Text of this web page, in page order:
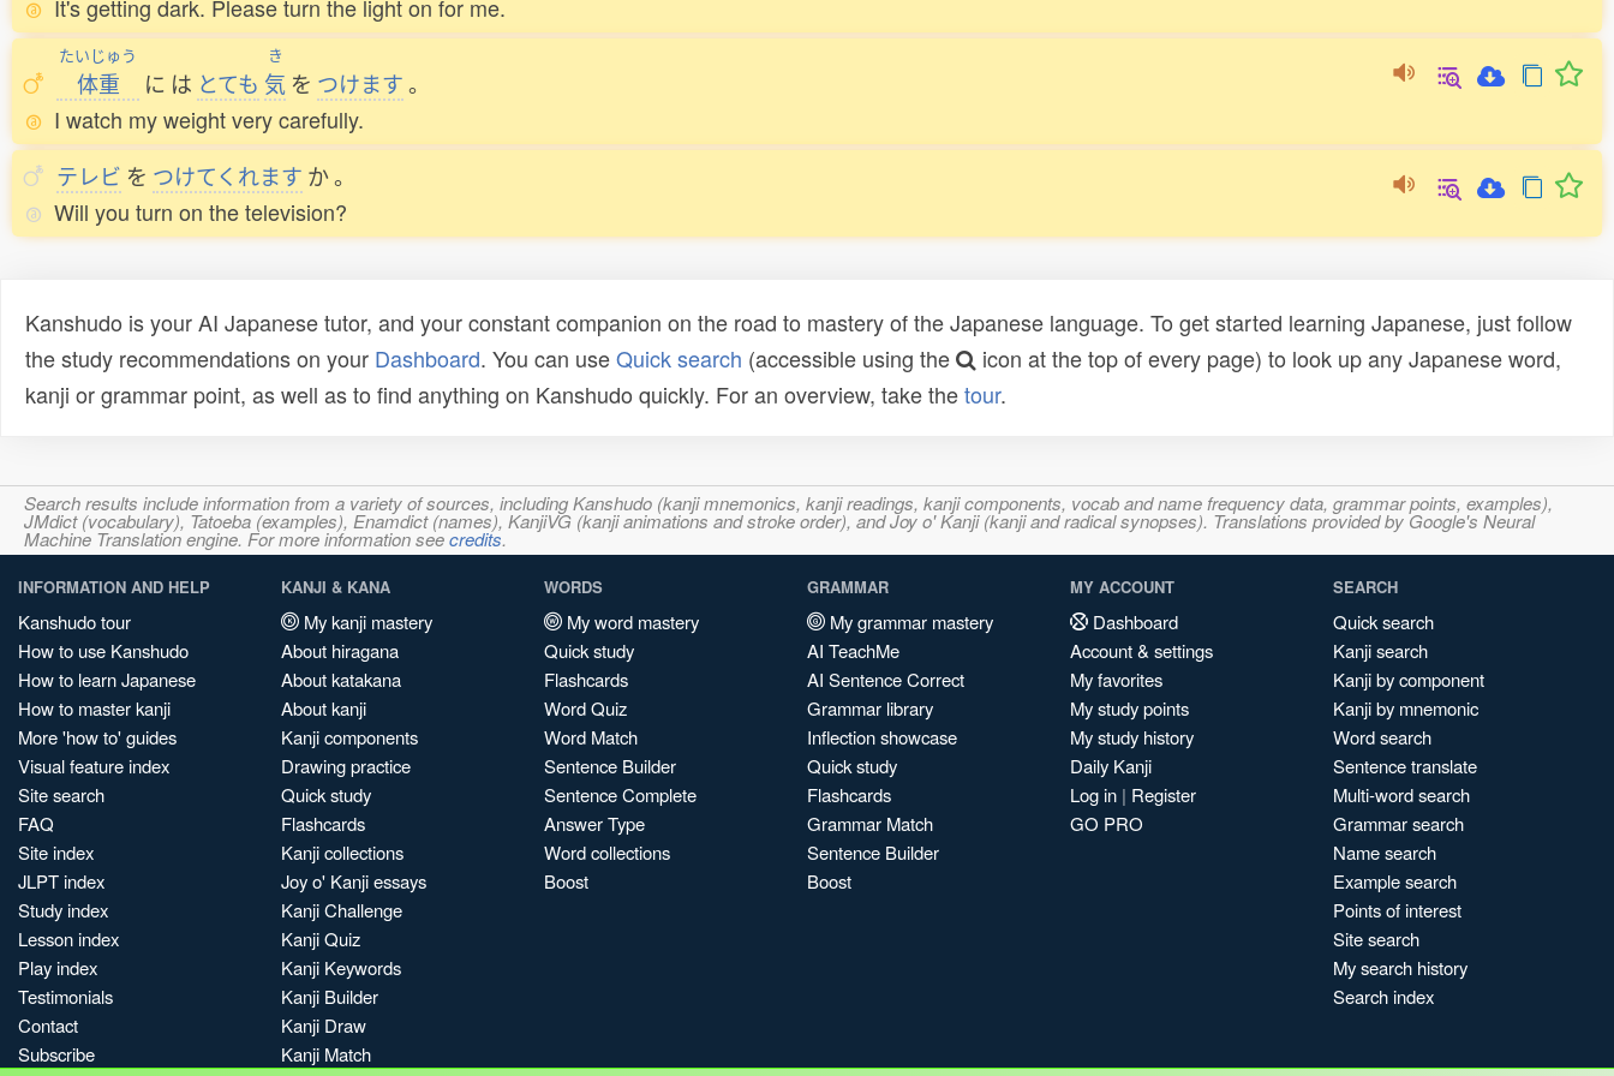
It's getting dark. Please turn the light on for me.
たいじゅう
体重 に は とても
き
気 を つけます。
I watch my weight very carefully.
テレビ を つけてくれます か。
Will you turn on the television?
Kanshudo is your AI Japanese tutor, and your constant companion on the road to mastery of the Japanese language. To get started learning Japanese, just follow
the study recommendations on your Dashboard. You can useQuick search (accessible using the
icon at the top of every page) to look up any Japanese word,
kanji or grammar point, as well as to find anything on Kanshudo quickly. For an overview, take thetour.
Search results include information from a variety of sources, including Kanshudo (kanji mnemonics, kanji readings, kanji components, vocab and name frequency data, grammar points, examples),
JMdict (vocabulary), Tatoeba (examples), Enamdict (names), KanjiVG (kanji animations and stroke order), and Joy o' Kanji (kanji and radical synopses). Translations provided by Google's Neural
Machine Translation engine. For more information seecredits.
INFORMATION AND HELP
Kanshudo tour
How to use Kanshudo
How to learn Japanese
How to master kanji
More 'how to' guides
Visual feature index
Site search
FAQ
Site index
JLPT index
Study index
Lesson index
Play index
Testimonials
Contact
Subscribe
KANJI & KANA
My kanji mastery
About hiragana
About katakana
About kanji
Kanji components
Drawing practice
Quick study
Flashcards
Kanji collections
Joy o' Kanji essays
Kanji Challenge
Kanji Quiz
Kanji Keywords
Kanji Builder
Kanji Draw
Kanji Match
WORDS
My word mastery
Quick study
Flashcards
Word Quiz
Word Match
Sentence Builder
Sentence Complete
Answer Type
Word collections
Boost
GRAMMAR
My grammar mastery
AI TeachMe
AI Sentence Correct
Grammar library
Inflection showcase
Quick study
Flashcards
Grammar Match
Sentence Builder
Boost
MY ACCOUNT
Dashboard
Account & settings
My favorites
My study points
My study history
Daily Kanji
Log in | Register
GO PRO
SEARCH
Quick search
Kanji search
Kanji by component
Kanji by mnemonic
Word search
Sentence translate
Multi-word search
Grammar search
Name search
Example search
Points of interest
Site search
My search history
Search index